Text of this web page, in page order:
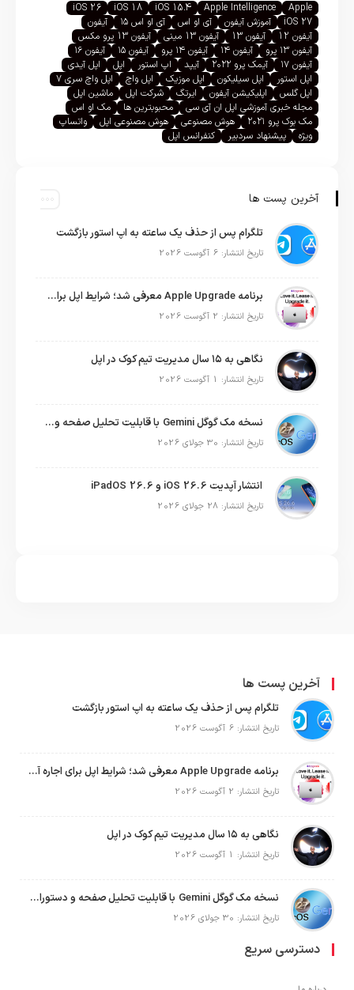
Apple
Apple Intelligence
iOS 15.4
iOS 18
iOS 26
iOS 27
آموزش آیفون آی او اس آی او اس ۱۵
آیفون
آیفون 12
آیفون 13 آیفون 13 مینی
آیفون 13 پرو مکس
آیفون ۱۳ پرو
آیفون ۱۴ آیفون ۱۴ پرو آیفون ۱۵
آیفون ۱۶
آیفون ۱۷
آیمک پرو ۲۰۲۲ آیپد اپ استور اپل
اپل آیدی
اپل استور
اپل سیلیکون اپل موزیک اپل واچ
اپل واچ سری ۷
اپل گلس
اپلیکیشن آیفون ایرتگ شرکت اپل
ماشین اپل
مجله خبری آموزشی اپل ان آی سی
محبوبترین ها
مک او اس
مک بوک پرو ۲۰۲۱
هوش مصنوعی هوش مصنوعی اپل
واتساپ
ویژه
پیشنهاد سردبیر کنفرانس اپل
آخرین پست ها
تلگرام پس از حذف یک ساعته به اپ استور بازگشت
تاریخ انتشار: 6 آگوست 2026
برنامه Apple Upgrade معرفی شد؛ شرایط اپل برای اجاره آیفون، آیپد، مک و اپل واچ
تاریخ انتشار: 2 آگوست 2026
نگاهی به ۱۵ سال مدیریت تیم کوک در اپل
تاریخ انتشار: 1 آگوست 2026
نسخه مک گوگل Gemini با قابلیت تحلیل صفحه و دستورات صوتی در به‌روزرسانی جدید
تاریخ انتشار: 30 جولای 2026
انتشار آپدیت iOS 26.6 و iPadOS 26.6
تاریخ انتشار: 28 جولای 2026
آخرین پست ها
تلگرام پس از حذف یک ساعته به اپ استور بازگشت
تاریخ انتشار: 6 آگوست 2026
برنامه Apple Upgrade معرفی شد؛ شرایط اپل برای اجاره آیفون، آیپد، مک و اپل واچ
تاریخ انتشار: 2 آگوست 2026
نگاهی به ۱۵ سال مدیریت تیم کوک در اپل
تاریخ انتشار: 1 آگوست 2026
نسخه مک گوگل Gemini با قابلیت تحلیل صفحه و دستورات صوتی در به‌روزرسانی جدید
تاریخ انتشار: 30 جولای 2026
دسترسی سریع